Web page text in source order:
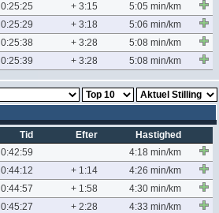
0:25:25 + 3:15
5:05 min/km
0:25:29 + 3:18
5:06 min/km
0:25:38 + 3:28
5:08 min/km
0:25:39 + 3:28 5:08 min/km
Tid Efter
Hastighed
0:42:59
4:18 min/km
0:44:12 + 1:14
4:26 min/km
0:44:57 + 1:58
4:30 min/km
0:45:27 + 2:28
4:33 min/km